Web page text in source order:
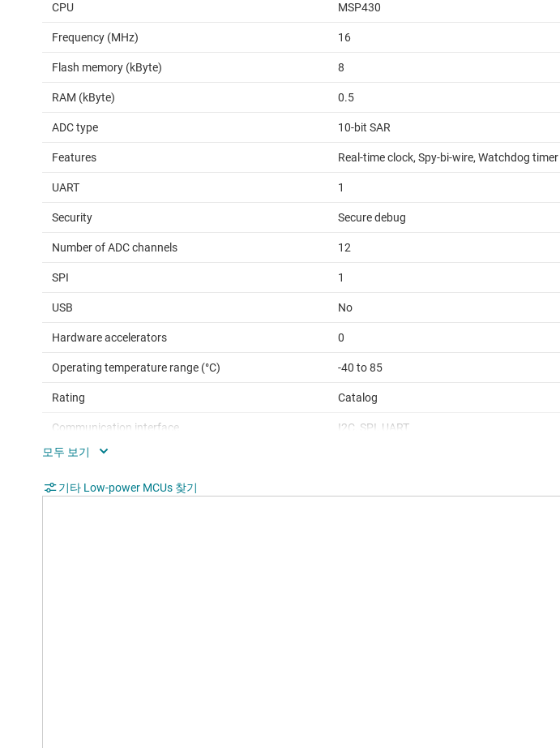
CPU MSP430
Frequency (MHz) 16
Flash memory (kByte) 8
RAM (kByte) 0.5
ADC type 10-bit SAR
Features Real-time clock, Spy-bi-wire, Watchdog timer
UART 1
Security Secure debug
Number of ADC channels 12
SPI 1
USB No
Hardware accelerators 0
Operating temperature range (°C) -40 to 85
Rating Catalog
Communication interface I2C, SPI, UART
Operating system
Nonvolatile memory (kByte)
기타 Low-power MCUs 찾기